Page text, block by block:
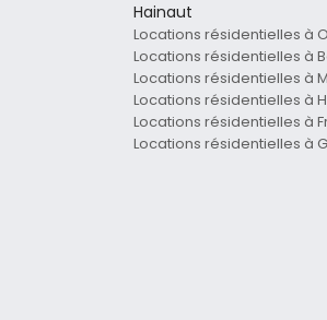
Hainaut
Locations résidentielles à
Locations résidentielles à
Locations résidentielles à
Locations résidentielles à
Locations résidentielles à
Locations résidentielles à